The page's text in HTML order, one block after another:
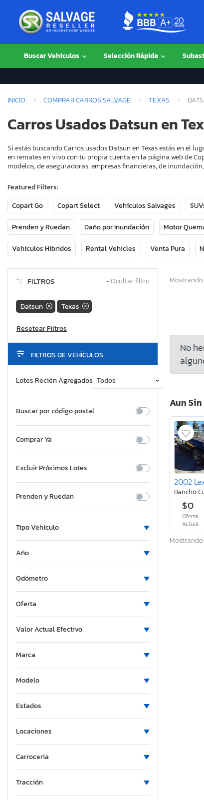
Buscar Vehículos Selección Rápida
INICIO COMPRAR CARROS SALVAGE TEXAS
Carros Usados Datsun en
Si estás buscando Carros usados Datsun en Texas estás en el
en remates en vivo con tu propia cuenta en la página web de
modelos, de aseguradoras, empresas financieras, de
Featured Filters:
Copart Go
Copart Select Vehículos Salvages
Prenden y Ruedan Daño por Inundación Motor
Vehículos Híbridos Rental Vehicles Venta Pura
FILTROS −Ocultar filtro
Datsun Texas
FILTROS DE VEHÍCULOS
Lotes Recién Agregados
Buscar por código postal
Comprar Ya
Excluir Próximos Lotes
Prenden y Ruedan
Tipo Vehículo
Año
Odómetro
Oferta
Valor Actual Efectivo
Marca
Modelo
Estados
Locaciones
Carroceria
Tracción
Mostrando
No
Aun
2002
Rancho
$0
Oferta
Actual
Mostrando